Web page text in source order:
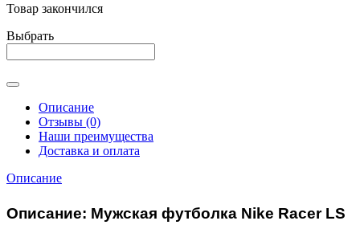
Товар закончился
Выбрать
Описание
Отзывы (0)
Наши преимущества
Доставка и оплата
Описание
Описание: Мужская футболка Nike Racer LS